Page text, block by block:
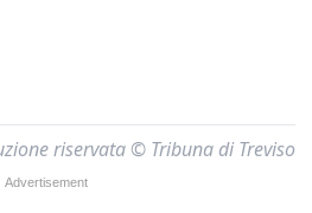
riservata © Tribuna di Treviso